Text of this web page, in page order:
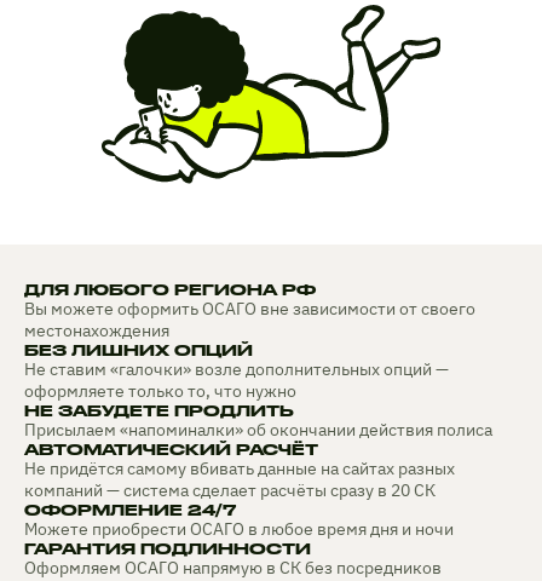
ДЛЯ ЛЮБОГО РЕГИОНА РФ
Вы можете оформить ОСАГО вне зависимости от своего
местонахождения
БЕЗ ЛИШНИХ ОПЦИЙ
Не ставим «галочки» возле дополнительных опций —
оформляете только то, что нужно
НЕ ЗАБУДЕТЕ ПРОДЛИТЬ
Присылаем «напоминалки» об окончании действия полиса
АВТОМАТИЧЕСКИЙ РАСЧЁТ
Не придётся самому вбивать данные на сайтах разных
компаний — система сделает расчёты сразу в 20 СК
ОФОРМЛЕНИЕ 24/7
Можете приобрести ОСАГО в любое время дня и ночи
ГАРАНТИЯ ПОДЛИННОСТИ
Оформляем ОСАГО напрямую в СК без посредников